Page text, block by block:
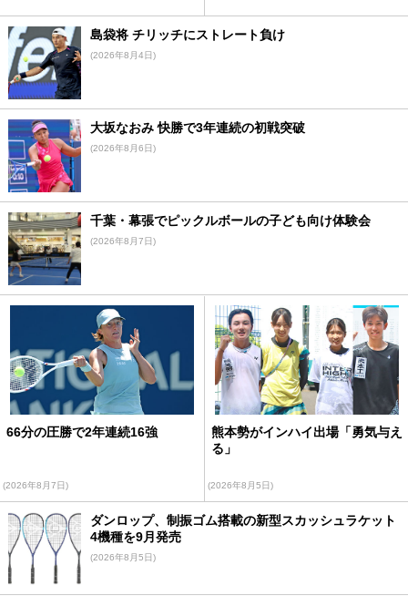
島袋将 チリッチにストレート負け
(2026年8月4日)
大坂なおみ 快勝で3年連続の初戦突破
(2026年8月6日)
千葉・幕張でピックルボールの子ども向け体験会
(2026年8月7日)
66分の圧勝で2年連続16強
(2026年8月7日)
熊本勢がインハイ出場「勇気与え
る」
(2026年8月5日)
ダンロップ、制振ゴム搭載の新型スカッシュラケット
4機種を9月発売
(2026年8月5日)